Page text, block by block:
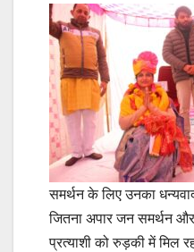
समर्थन के लिए उनका
जितना अपार जन समर्थन और
प्रत्याशी को रुड़की में मिल